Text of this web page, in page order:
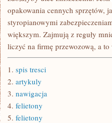
opakowania cennych sprzętów,
styropianowymi
większym. Zajmują z reguły
liczyć na firmę przewozową, a
1. spis tresci
2. artykuly
3. nawigacja
4. felietony
5. felietony